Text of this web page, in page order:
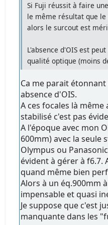
Si Fuji réussit à faire
le même résultat que le
alors le surcout est
L'absence d'OIS est
qualité optique (moins
Ca me parait
absence d'OIS.
A ces focales là
stabilisé c'est pas
A l'époque avec mon
600mm) avec la seule
Olympus ou
évident à gérer à f6.7.
quand même bien
Alors à un éq.900mm
impensable et quasi
Je suppose que c'est
manquante dans les